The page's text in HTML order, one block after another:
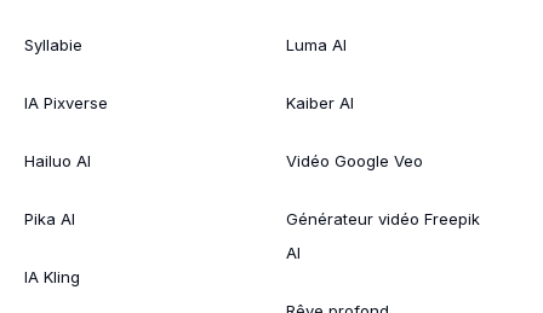
Syllabie
IA Pixverse
Hailuo AI
Pika AI
IA Kling
Luma AI
Kaiber AI
Vidéo Google Veo
Générateur vidéo Freepik
AI